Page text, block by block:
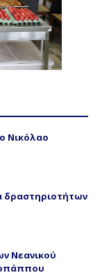
Νικόλαο
δραστηριοτήτων
Νεανικού